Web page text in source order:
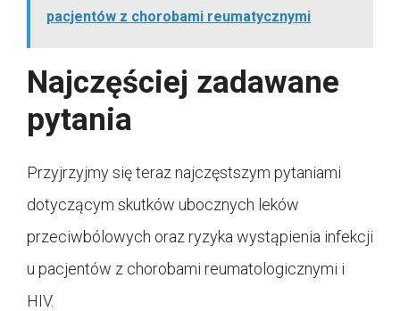
pacjentów z chorobami reumatycznymi
Najczęściej zadawane
pytania
Przyjrzyjmy się teraz najczęstszym pytaniami
dotyczącym skutków ubocznych leków
przeciwbólowych oraz ryzyka wystąpienia infekcji
u pacjentów z chorobami reumatologicznymi i
HIV.